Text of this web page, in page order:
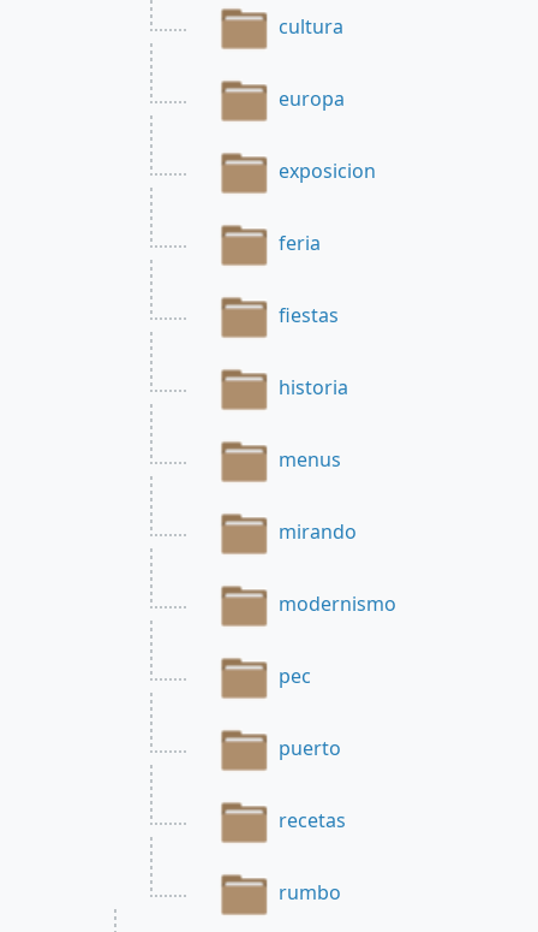
cultura
europa
exposicion
feria
fiestas
historia
menus
mirando
modernismo
pec
puerto
recetas
rumbo